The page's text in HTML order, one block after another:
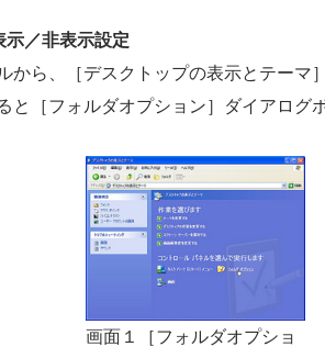
示／非表示設定
から、［デスクトップの表示とテーマ
と［フォルダオプション］ダイアログ
画面１［フォルダオプショ